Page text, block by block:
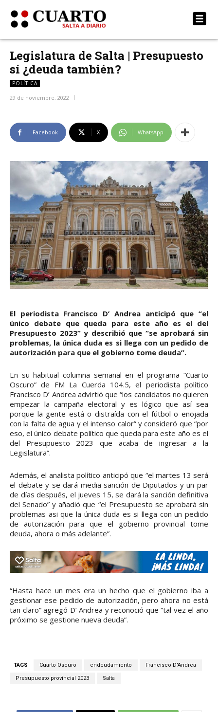
Legislatura de Salta | Presupuesto
sí ¿deuda también?
POLÍTICA
29 de noviembre, 2022
Facebook X WhatsApp
El periodista Francisco D’ Andrea anticipó que “el
único debate que queda para este año es el del
Presupuesto 2023” y describió que “se aprobará sin
problemas, la única duda es si llega con un pedido de
autorización para que el gobierno tome deuda”.
En su habitual columna semanal en el programa “Cuarto
Oscuro” de FM La Cuerda 104.5, el periodista político
Francisco D’ Andrea advirtió que “los candidatos no quieren
empezar la campaña electoral y es lógico que así sea
porque la gente está o distraída con el fútbol o enojada
con la falta de agua y el intenso calor” y consideró que “por
eso, el único debate político que queda para este año es el
del Presupuesto 2023 que acaba de ingresar a la
Legislatura”.
Además, el analista político anticipó que “el martes 13 será
el debate y se dará media sanción de Diputados y un par
de días después, el jueves 15, se dará la sanción definitiva
del Senado” y añadió que “el Presupuesto se aprobará sin
problemas asi que la única duda es si llega con un pedido
de autorización para que el gobierno provincial tome
deuda, ahora o más adelante”.
“Hasta hace un mes era un hecho que el gobierno iba a
gestionar ese pedido de autorización, pero ahora no está
tan claro” agregó D’ Andrea y reconoció que “tal vez el año
próximo se gestione nueva deuda”.
TAGS Cuarto Oscuro endeudamiento Francisco D'Andrea
Presupuesto provincial 2023 Salta